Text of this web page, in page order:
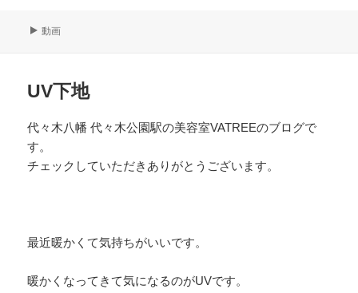
フ
ッ
動画
UV下地
代々木八幡 代々木公園駅の美容室VATREEのブログで
す。
チェックしていただきありがとうございます。
最近暖かくて気持ちがいいです。
暖かくなってきて気になるのがUVです。